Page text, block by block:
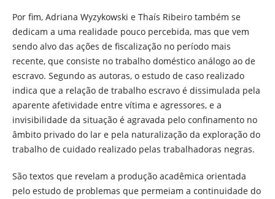
Por fim, Adriana Wyzykowski e Thaís Ribeiro também se
dedicam a uma realidade pouco percebida, mas que vem
sendo alvo das ações de fiscalização no período mais
recente, que consiste no trabalho doméstico análogo ao de
escravo. Segundo as autoras, o estudo de caso realizado
indica que a relação de trabalho escravo é dissimulada pela
aparente afetividade entre vítima e agressores, e a
invisibilidade da situação é agravada pelo confinamento no
âmbito privado do lar e pela naturalização da exploração do
trabalho de cuidado realizado pelas trabalhadoras negras.
São textos que revelam a produção acadêmica orientada
pelo estudo de problemas que permeiam a continuidade do